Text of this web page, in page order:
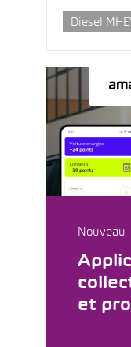
Diesel
Nouveau
et